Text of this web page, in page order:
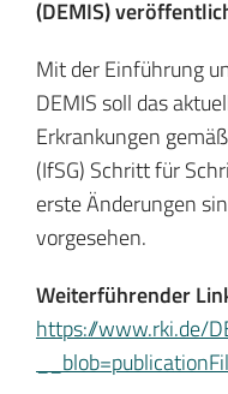
(DEMIS)
Mit der Einführung
DEMIS soll das
Erkrankungen
(IfSG) Schritt für
erste Änderungen
vorgesehen.
Weiterführender
https://www.rki.de/